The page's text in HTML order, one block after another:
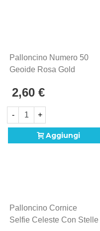
Palloncino Numero 50
Geoide Rosa Gold
(45cm) In Mylar, 1pz.
2,60 €
- +
Aggiungi
Palloncino Cornice
Selfie Celeste Con Stelle